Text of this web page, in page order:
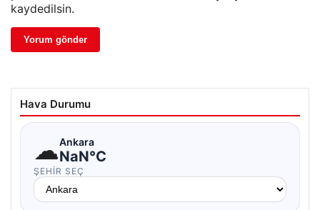
kaydedilsin.
Hava Durumu
☁Ankara
NaN°C
ŞEHIR SEÇ